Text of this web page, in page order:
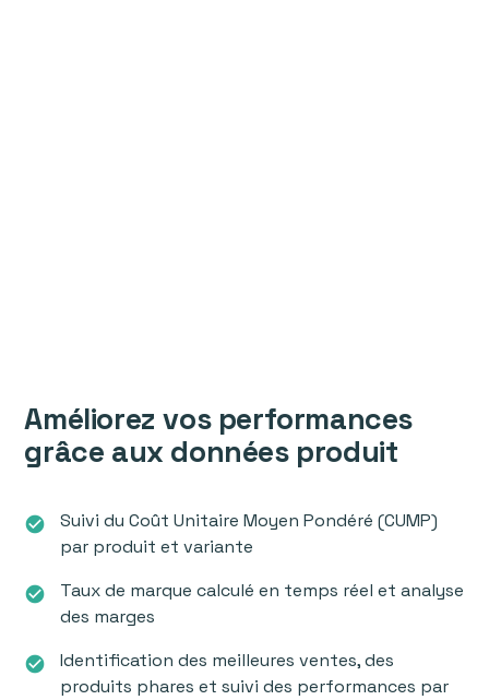
Améliorez vos performances
grâce aux données produit
check_circle
Suivi du Coût Unitaire Moyen Pondéré (CUMP)
par produit et variante
check_circle
Taux de marque calculé en temps réel et analyse
des marges
check_circle
Identification des meilleures ventes, des
produits phares et suivi des performances par